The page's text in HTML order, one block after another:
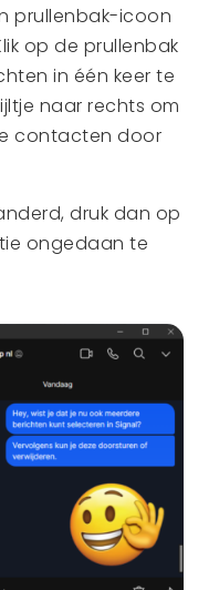
prullenbak-icoon
op de prullenbak
in één keer te
naar rechts om
contacten door
druk dan op
ongedaan te